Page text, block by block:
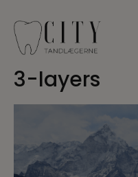
indholdet
3-layers